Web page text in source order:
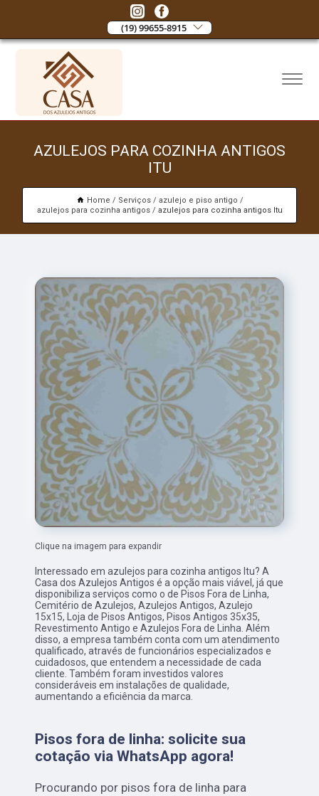
(19) 99655-8915
AZULEJOS PARA COZINHA ANTIGOS
ITU
Home Serviços
azulejo e piso antigo
azulejos para cozinha antigos
azulejos para cozinha antigos Itu
Clique na imagem para expandir
Interessado em azulejos para cozinha antigos Itu? A
Casa dos Azulejos Antigos é a opção mais viável, já que
disponibiliza serviços como o de Pisos Fora de Linha,
Cemitério de Azulejos, Azulejos Antigos, Azulejo
15x15, Loja de Pisos Antigos, Pisos Antigos 35x35,
Revestimento Antigo e Azulejos Fora de Linha. Além
disso, a empresa também conta com um atendimento
qualificado, através de funcionários especializados e
cuidadosos, que entendem a necessidade de cada
cliente. Também foram investidos valores
consideráveis em instalações de qualidade,
aumentando a eficiência da marca.
Pisos fora de linha: solicite sua
cotação via WhatsApp agora!
Procurando por pisos fora de linha para